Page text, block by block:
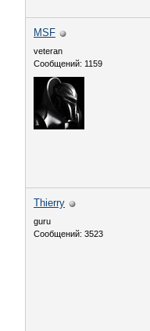
MSF
veteran
Сообщений: 1159
Thierry
guru
Сообщений: 3523